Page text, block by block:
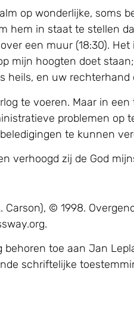
op wonderlijke, soms
hem in staat te stellen
een muur (18:30).
mijn hoogten doet
heils, en uw
te voeren. Maar in
problemen
te kunnen
verhoogd zij de God
Carson), © 1998.
toe aan Jan
schriftelijke